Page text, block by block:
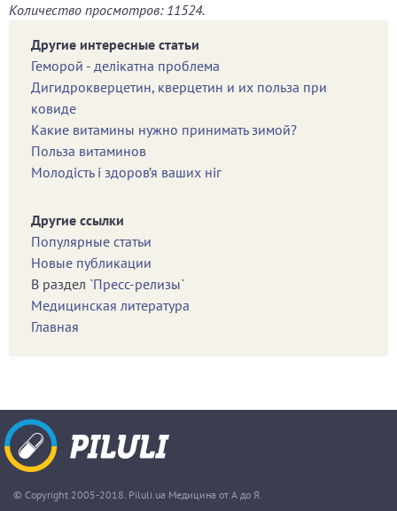
Количество просмотров: 11524.
Другие интересные статьи
Геморой - делікатна проблема
Дигидрокверцетин, кверцетин и их польза при
ковиде
Какие витамины нужно принимать зимой?
Польза витаминов
Молодість і здоров’я ваших ніг
Другие ссылки
Популярные статьи
Новые публикации
В раздел `Пресс-релизы`
Медицинская литература
Главная
© Copyright 2005-2018. Piluli.ua Медицина от А до Я.